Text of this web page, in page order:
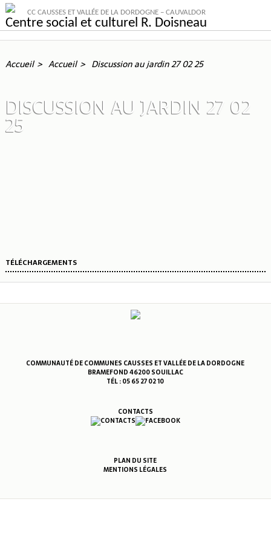
CC CAUSSES ET VALLÉE DE LA DORDOGNE – CAUVALDOR
Centre social et culturel R. Doisneau
Accueil Accueil Discussion au jardin 27 02 25
DISCUSSION AU JARDIN 27 02
25
TÉLÉCHARGEMENTS
COMMUNAUTÉ DE COMMUNES CAUSSES ET VALLÉE DE LA DORDOGNE
BRAMEFOND 46200 SOUILLAC
TÉL : 05 65 27 02 10
CONTACTS
PLAN DU SITE
MENTIONS LÉGALES